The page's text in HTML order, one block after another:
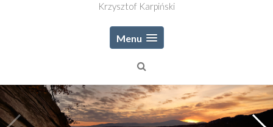
Krzysztof Karpiński
Menu